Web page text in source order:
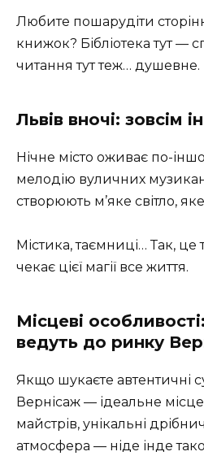
Любите пошарудіти
книжок? Бібліотека тут —
читання тут теж… душевне.
Львів вночі: зовсім
Нічне місто оживає по-
мелодію вуличних
створюють м’яке світло,
Містика, таємниці… Так, це
чекає цієї магії все життя.
Місцеві
ведуть до ринку
Якщо шукаєте автентичні
Вернісаж — ідеальне
майстрів, унікальні
атмосфера — ніде інде